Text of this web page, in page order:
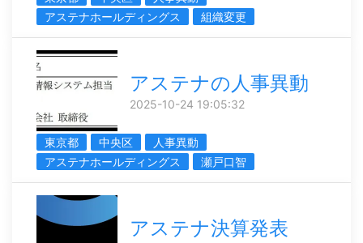
アステナホールディングス
組織変更
アステナの人事異動
2025-10-24 19:05:32
東京都 中央区
人事異動
アステナホールディングス
瀬戸口智
アステナ決算発表